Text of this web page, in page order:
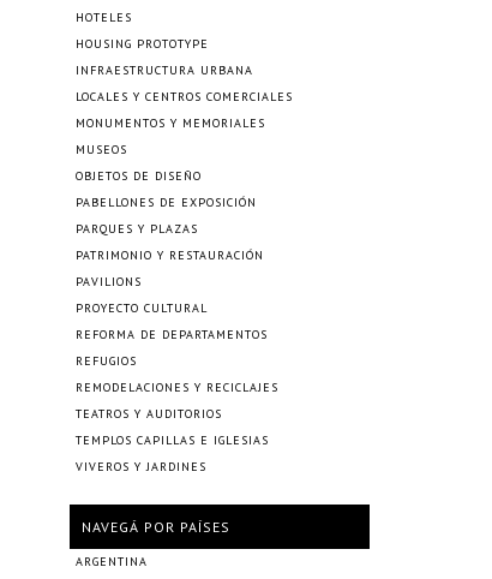
HOTELES
HOUSING PROTOTYPE
INFRAESTRUCTURA URBANA
LOCALES Y CENTROS COMERCIALES
MONUMENTOS Y MEMORIALES
MUSEOS
OBJETOS DE DISEÑO
PABELLONES DE EXPOSICIÓN
PARQUES Y PLAZAS
PATRIMONIO Y RESTAURACIÓN
PAVILIONS
PROYECTO CULTURAL
REFORMA DE DEPARTAMENTOS
REFUGIOS
REMODELACIONES Y RECICLAJES
TEATROS Y AUDITORIOS
TEMPLOS CAPILLAS E IGLESIAS
VIVEROS Y JARDINES
NAVEGÁ POR PAÍSES
ARGENTINA